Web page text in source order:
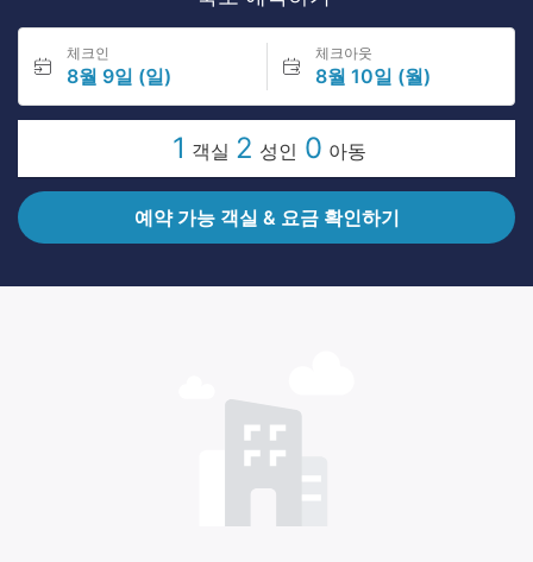
체크인
8월 9일 (일)
체크아웃
8월 10일 (월)
1 객실 2 성인 0 아동
예약 가능 객실 & 요금 확인하기